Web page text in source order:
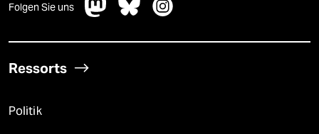
Folgen Sie uns
Ressorts
Politik